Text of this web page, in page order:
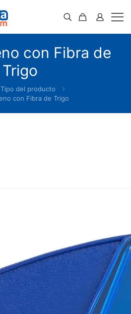
con Fibra de
Trigo
Tipo del producto
con Fibra de Trigo